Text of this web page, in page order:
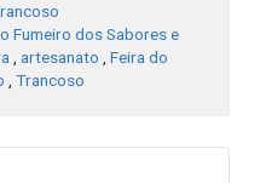
Fumeiro dos Sabores e
artesanato
Feira do
Trancoso